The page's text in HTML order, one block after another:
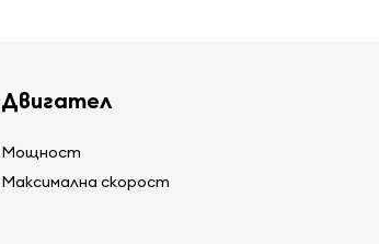
Друго оборудване
Двигател
Мощност
Максимална скорост